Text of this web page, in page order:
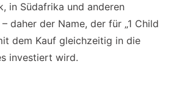
in Südafrika und anderen
daher der Name, der für „1 Child
dem Kauf gleichzeitig in die
investiert wird.